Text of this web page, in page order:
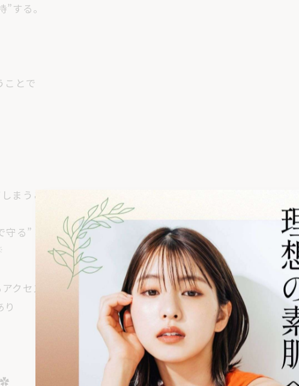
する。
ことで
まうことも💧
守る”
クセス便利